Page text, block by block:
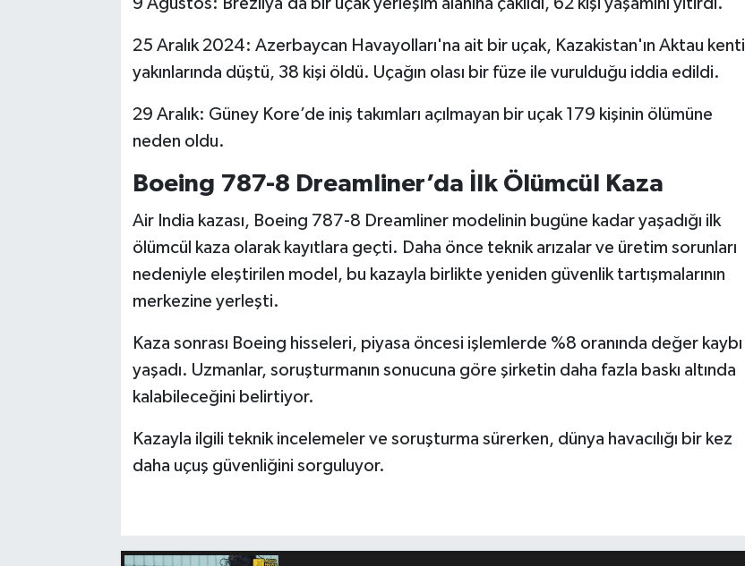
9 Ağustos: Brezilya’da bir uçak yerleşim alanına çakıldı, 62 kişi yaşamını yitirdi.
25 Aralık 2024: Azerbaycan Havayolları'na ait bir uçak, Kazakistan'ın Aktau kenti
yakınlarında düştü, 38 kişi öldü. Uçağın olası bir füze ile vurulduğu iddia edildi.
29 Aralık: Güney Kore’de iniş takımları açılmayan bir uçak 179 kişinin ölümüne
neden oldu.
Boeing 787-8 Dreamliner’da İlk Ölümcül Kaza
Air India kazası, Boeing 787-8 Dreamliner modelinin bugüne kadar yaşadığı ilk
ölümcül kaza olarak kayıtlara geçti. Daha önce teknik arızalar ve üretim sorunları
nedeniyle eleştirilen model, bu kazayla birlikte yeniden güvenlik tartışmalarının
merkezine yerleşti.
Kaza sonrası Boeing hisseleri, piyasa öncesi işlemlerde %8 oranında değer kaybı
yaşadı. Uzmanlar, soruşturmanın sonucuna göre şirketin daha fazla baskı altında
kalabileceğini belirtiyor.
Kazayla ilgili teknik incelemeler ve soruşturma sürerken, dünya havacılığı bir kez
daha uçuş güvenliğini sorguluyor.